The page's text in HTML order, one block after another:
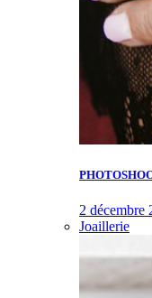
2 décembre
Joaillerie